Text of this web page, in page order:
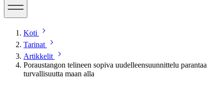
Koti
Tarinat
Artikkelit
Poraustangon telineen sopiva uudelleensuunnittelu parantaa
turvallisuutta maan alla